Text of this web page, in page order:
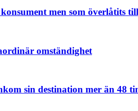
men som överlåtits
omständighet
sin destination mer än 48